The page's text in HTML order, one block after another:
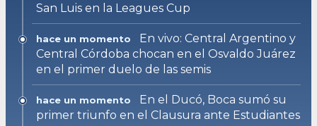
San Luis en la Leagues Cup
hace un momento
En vivo: Central Argentino y
Central Córdoba chocan en el Osvaldo Juárez
en el primer duelo de las semis
hace un momento
En el Ducó, Boca sumó su
primer triunfo en el Clausura ante Estudiantes